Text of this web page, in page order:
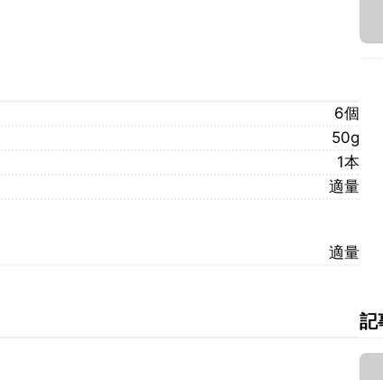
6個
50g
1本
適量
適量
記